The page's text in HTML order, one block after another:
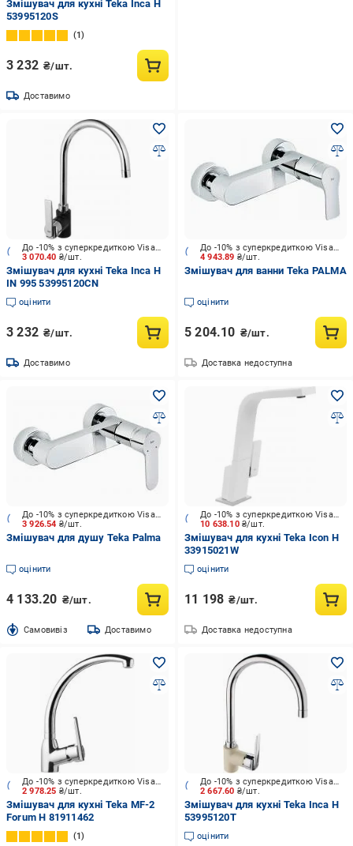
Змішувач для кухні Teka Inca H
53995120S
1
3 232 ₴/шт.
Доставимо
3 070.40 ₴/шт.
До -10% з суперкредиткою Visa Вигода
Змішувач для кухні Teka Inca Н
IN 995 53995120CN
оцінити
3 232 ₴/шт.
Доставимо
4 943.89 ₴/шт.
До -10% з суперкредиткою Visa Вигода
Змішувач для ванни Teka PALMA
оцінити
5 204.10 ₴/шт.
Доставка недоступна
3 926.54 ₴/шт.
До -10% з суперкредиткою Visa Вигода
Змішувач для душу Teka Palma
оцінити
4 133.20 ₴/шт.
Cамовивіз Доставимо
10 638.10 ₴/шт.
До -10% з суперкредиткою Visa Вигода
Змішувач для кухні Teka Icon H
33915021W
оцінити
11 198 ₴/шт.
Доставка недоступна
2 978.25 ₴/шт.
До -10% з суперкредиткою Visa Вигода
Змішувач для кухні Teka MF-2
Forum H 81911462
1
2 667.60 ₴/шт.
До -10% з суперкредиткою Visa Вигода
Змішувач для кухні Teka Inca H
53995120T
оцінити